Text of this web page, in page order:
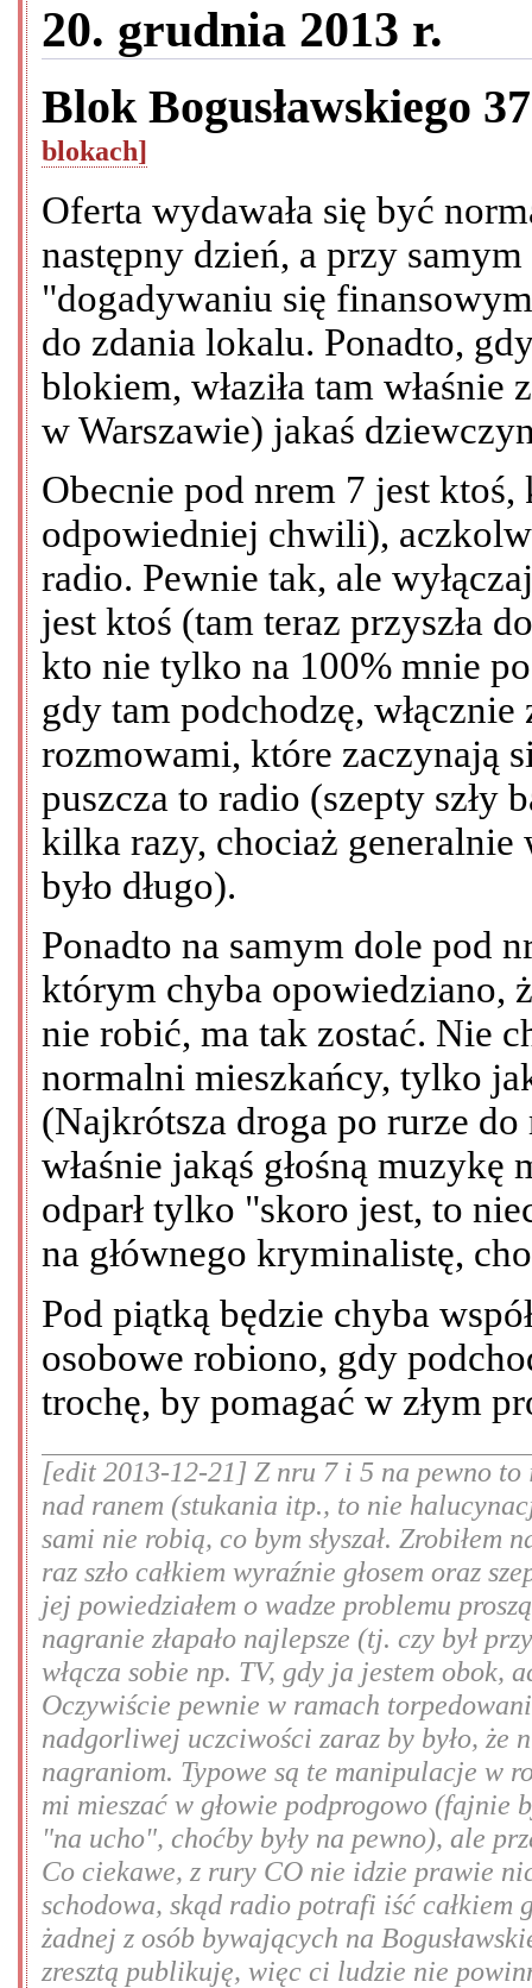
20. grudnia 2013 r.
Blok Bogusławskiego
blokach]
Oferta wydawała się być
następny dzień, a przy
"dogadywaniu się
do zdania lokalu. Ponadto,
blokiem, właziła tam właśnie
w Warszawie) jakaś
Obecnie pod nrem 7 jest
odpowiedniej chwili),
radio. Pewnie tak, ale
jest ktoś (tam teraz przyszła
kto nie tylko na 100% mnie
gdy tam podchodzę,
rozmowami, które zaczynają
puszcza to radio (szepty szły
kilka razy, chociaż generalnie
było długo).
Ponadto na samym dole pod
którym chyba opowiedziano,
nie robić, ma tak zostać. Nie
normalni mieszkańcy, tylko
(Najkrótsza droga po rurze
właśnie jakąś głośną muzykę
odparł tylko "skoro jest, to
na głównego kryminalistę,
Pod piątką będzie chyba
osobowe robiono, gdy
trochę, by pomagać w złym
[edit 2013-12-21] Z nru 7 i 5 na pewno
nad ranem (stukania itp., to nie
sami nie robią, co bym słyszał.
raz szło całkiem wyraźnie głosem oraz
jej powiedziałem o wadze problemu
nagranie złapało najlepsze (tj. czy był
włącza sobie np. TV, gdy ja jestem obok,
Oczywiście pewnie w ramach
nadgorliwej uczciwości zaraz by było,
nagraniom. Typowe są te manipulacje w
mi mieszać w głowie podprogowo (fajnie
"na ucho", choćby były na pewno), ale
Co ciekawe, z rury CO nie idzie prawie
schodowa, skąd radio potrafi iść całkiem
żadnej z osób bywających na
zresztą publikuję, więc ci ludzie nie